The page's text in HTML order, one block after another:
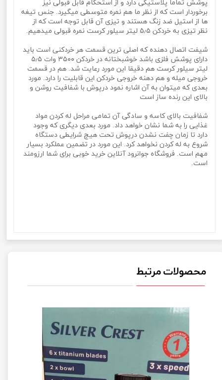
پوشش تماما پلاستیکی دارد و از استحکام قابل قبولی نیز
برخوردار است که از نظر ما هم نمره متوسطی میگیرد. جنس تیغه
ها از استیل ضد زنگ هستند و تیزی آن قابل توجه است که از
نظر تیزی به خردکن ۵٫۵ لیتر سیلور کرست نمره قبولی میدهیم.
شیفت اتصال دهنده که اصلی ترین قسمت هر خردکنی است باید
دارای پوشش فلزی باشد خوشبختانه در خردکن ۳۵۰۰ وات ۵٫۵
لیتر سیلور کرست هم دقیقا این مورد رعایت شد. هم در قسمت
خروجی میله و هم دهنه خروجی خردکن این قابلیت را دارد. مورد
بعدی که میتوان به آن اشاره نمود درپوش با شفافیت روشن و
بالای این رنده ساز است
شفافیت بالای کاسه و سادگی آن تمامی مراحل له کردن مواد
غذایی را به شما نشان خواهد داد. مورد بعدی دیگری که وجود
دارد تا زمان چفت نشدن درپوش تحت هیچ شرایطی دستگاه
شروع به له کردن نخواهد کرد. این مورد در تضمین عملکرد بسیار
مهم است. فروشگاه جوانرود آنلاین خرید خوبی برای شما ارزومند
است.
محصولات مرتبط